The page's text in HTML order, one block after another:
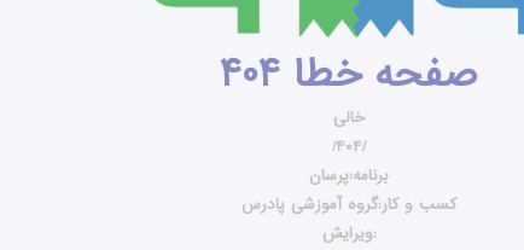
صفحه خطا 404
خالی
/404/
برنامه:پرسان
کسب و کار:گروه آموزشی پادرس
ویرایش: